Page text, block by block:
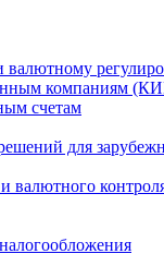
валютному
компаниям
счетам
для
валютного